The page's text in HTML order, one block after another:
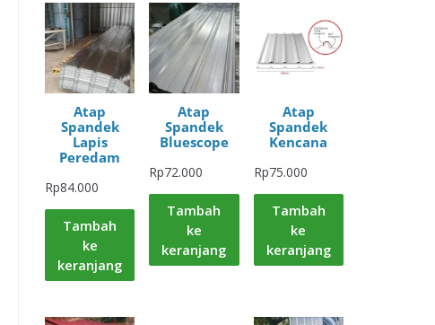
Atap
Spandek
Lapis
Peredam
Rp84.000
Tambah
ke
keranjang
Atap
Spandek
Bluescope
Rp72.000
Tambah
ke
keranjang
Atap
Spandek
Kencana
Rp75.000
Tambah
ke
keranjang